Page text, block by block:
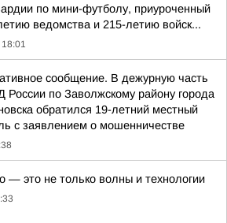
по мини-футболу, приуроченный
ведомства и 215-летию войск...
18:01
сообщение. В дежурную часть
по Заволжскому району города
обратился 19-летний местный
с заявлением о мошенничестве
— это не только волны и технологии